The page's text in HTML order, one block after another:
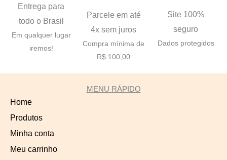
Entrega para
todo o Brasil
Em qualquer lugar
iremos!
Parcele em até
4x sem juros
Compra mínima de
R$ 100,00
Site 100%
seguro
Dados protegidos
MENU RÁPIDO
Home
Produtos
Minha conta
Meu carrinho